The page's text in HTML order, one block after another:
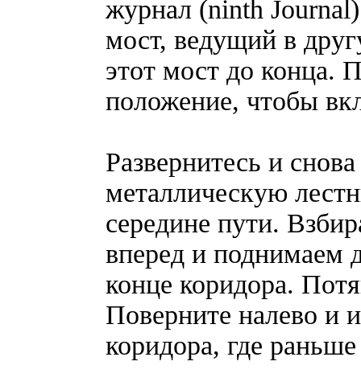
журнал (ninth
мост, ведущий в
этот мост до конца.
положение, чтобы
Развернитесь и
металлическую
середине пути.
вперед и поднимаем
конце коридора.
Поверните налево и
коридора, где